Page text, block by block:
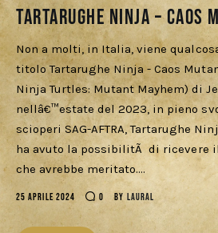
Cercatori
Download
Tartarughe Ninja – Caos
Non a molti, in Italia, viene
titolo Tartarughe Ninja - Caos
Ninja Turtles: Mutant Mayhem) di
nellâ€™estate del 2023, in pieno
scioperi SAG-AFTRA, Tartarughe
ha avuto la possibilitÃ di ricevere
che avrebbe meritato.…
25 APRILE 2024 0 BY LAURAL